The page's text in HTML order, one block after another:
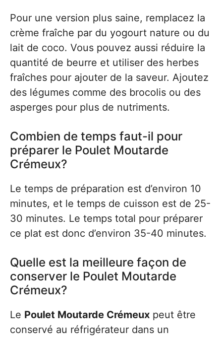
Pour une version plus saine, remplacez la
crème fraîche par du yogourt nature ou du
lait de coco. Vous pouvez aussi réduire la
quantité de beurre et utiliser des herbes
fraîches pour ajouter de la saveur. Ajoutez
des légumes comme des brocolis ou des
asperges pour plus de nutriments.
Combien de temps faut-il pour
préparer le Poulet Moutarde
Crémeux?
Le temps de préparation est d’environ 10
minutes, et le temps de cuisson est de 25-
30 minutes. Le temps total pour préparer
ce plat est donc d’environ 35-40 minutes.
Quelle est la meilleure façon de
conserver le Poulet Moutarde
Crémeux?
Le Poulet Moutarde Crémeux peut être
conservé au réfrigérateur dans un